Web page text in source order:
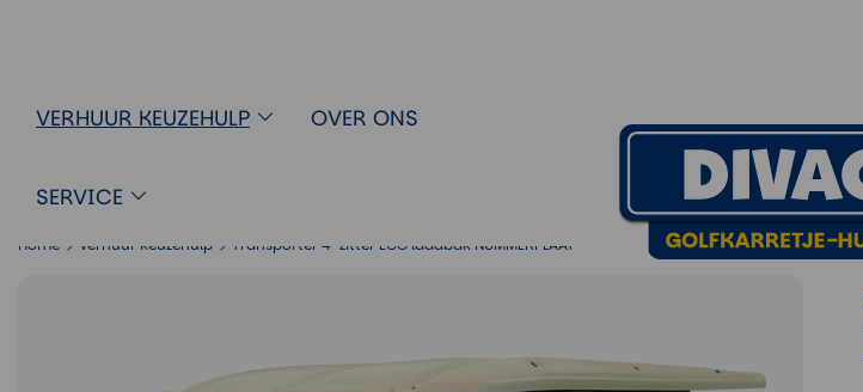
VERHUUR KEUZEHULP OVER ONS
SERVICE
Home Verhuur keuzehulp Transporter 4-zitter ECO laadbak NUMMERPLAAT